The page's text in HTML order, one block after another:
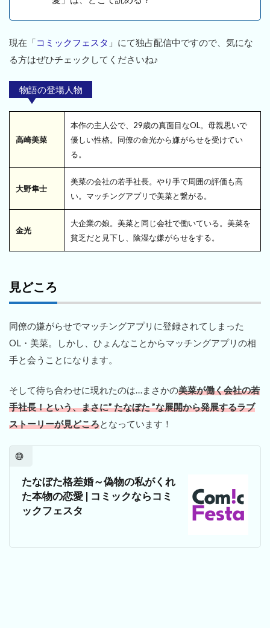
現在「コミックフェスタ 」にて独占配信中ですので、気にな
る方はぜひチェックしてくださいね♪
物語の登場人物
高崎美菜
本作の主人公で、29歳の真面目なOL。母親思いで
優しい性格。同僚の金光から嫌がらせを受けてい
る。
大野隼士
美菜の会社の若手社長。やり手で周囲の評価も高
い。マッチングアプリで美菜と繋がる。
金光
大企業の娘。美菜と同じ会社で働いている。美菜を
貧乏だと見下し、陰湿な嫌がらせをする。
見どころ
同僚の嫌がらせでマッチングアプリに登録されてしまった
OL・美菜。しかし、ひょんなことからマッチングアプリの相
手と会うことになります。
そして待ち合わせに現れたのは…まさかの美菜が働く会社の若
手社長！という、まさに” たなぼた ”な展開から発展するラブ
ストーリーが見どころとなっています！
たなぼた格差婚～偽物の私がくれ
た本物の恋愛 | コミックならコミ
ックフェスタ